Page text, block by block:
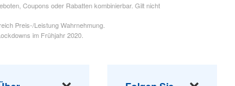
Coupons oder Rabatten kombinierbar. Gilt nicht
Preis-/Leistung Wahrnehmung.
im Frühjahr 2020.